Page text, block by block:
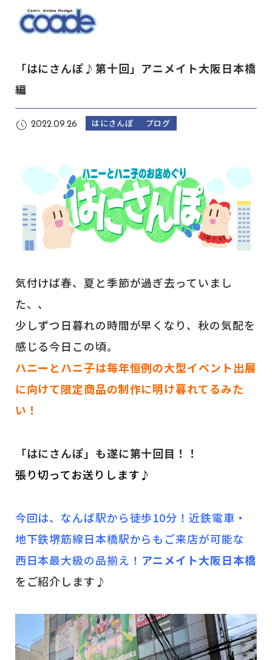
「はにさんぽ♪第十回」アニメイト大阪日本橋
編
2022.09.26 はにさんぽ ブログ
気付けば春、夏と季節が過ぎ去っていまし
た、、
少しずつ日暮れの時間が早くなり、秋の気配を
感じる今日この頃。
ハニーとハニ子は毎年恒例の大型イベント出展
に向けて限定商品の制作に明け暮れてるみた
い！
「はにさんぽ」も遂に第十回目！！
張り切ってお送りします♪
今回は、なんば駅から徒歩10分！近鉄電車・
地下鉄堺筋線日本橋駅からもご来店が可能な
西日本最大級の品揃え！ アニメイト大阪日本橋
をご紹介します♪